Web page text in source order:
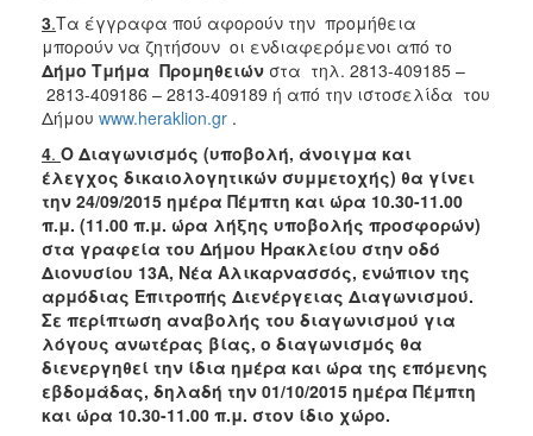
3.Τα έγγραφα πού αφορούν την προμήθεια
μπορούν να ζητήσουν οι ενδιαφερόμενοι από το
Δήμο Τμήμα Προμηθειών στα τηλ. 2813-409185 –
2813-409186 – 2813-409189 ή από την ιστοσελίδα του
Δήμου www.heraklion.gr .
4. Ο Διαγωνισμός (υποβολή, άνοιγμα και
έλεγχος δικαιολογητικών συμμετοχής) θα γίνει
την 24/09/2015 ημέρα Πέμπτη και ώρα 10.30-11.00
π.μ. (11.00 π.μ. ώρα λήξης υποβολής προσφορών)
στα γραφεία του Δήμου Ηρακλείου στην οδό
Διονυσίου 13Α, Νέα Αλικαρνασσός, ενώπιον της
αρμόδιας Επιτροπής Διενέργειας Διαγωνισμού.
Σε περίπτωση αναβολής του διαγωνισμού για
λόγους ανωτέρας βίας, ο διαγωνισμός θα
διενεργηθεί την ίδια ημέρα και ώρα της επόμενης
εβδομάδας, δηλαδή την 01/10/2015 ημέρα Πέμπτη
και ώρα 10.30-11.00 π.μ. στον ίδιο χώρο.